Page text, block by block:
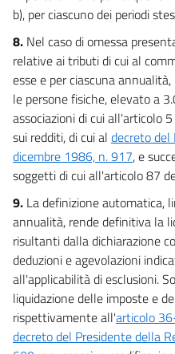
91
92
93
94
95
Allegati
Allegato 1
Allegato 1
Tabella 1
Tabella 1
Allegato 2
Allegato 2
b), per ciascuno dei periodi
8. Nel caso di omessa
relative ai tributi di cui al
esse e per ciascuna
le persone fisiche, elevato a
associazioni di cui all'articolo
sui redditi, di cui al decreto del
dicembre 1986, n. 917, e
soggetti di cui all'articolo 87
9. La definizione automatica,
annualità, rende definitiva la
risultanti dalla dichiarazione
deduzioni e agevolazioni
all'applicabilità di esclusioni.
liquidazione delle imposte e
rispettivamente all'articolo
decreto del Presidente della